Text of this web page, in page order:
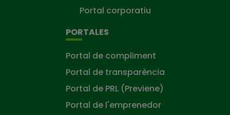
Portal corporatiu
PORTALES
Portal de compliment
Portal de transparència
Portal de PRL (Previene)
Portal de l'emprenedor